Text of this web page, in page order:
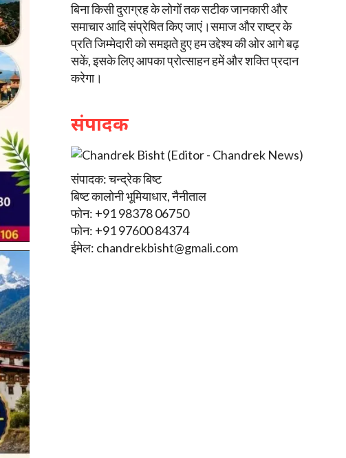
बिना किसी दुराग्रह के लोगों तक सटीक जानकारी और
समाचार आदि संप्रेषित किए जाएं।समाज और राष्ट्र के
प्रति जिम्मेदारी को समझते हुए हम उद्देश्य की ओर आगे बढ़
सकें, इसके लिए आपका प्रोत्साहन हमें और शक्ति प्रदान
करेगा।
संपादक
संपादक: चन्द्रेक बिष्ट
बिष्ट कालोनी भूमियाधार, नैनीताल
फोन: +91 98378 06750
फोन: +91 97600 84374
ईमेल: chandrekbisht@gmali.com